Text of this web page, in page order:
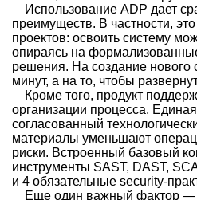
Использование ADP дает
преимуществ. В частности,
проектов: освоить систему
опираясь на
решения. На создание нового
минут, а на то, чтобы
Кроме того, продукт
организации процесса.
согласованный
материалы уменьшают
риски. Встроенный базовый
инструменты SAST, DAST,
и 4 обязательные security-
Еще один важный фактор —